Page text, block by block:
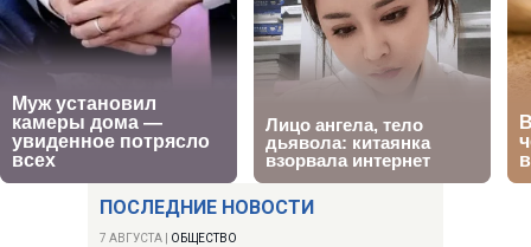
ПОСЛЕДНИЕ НОВОСТИ
7 АВГУСТА ОБЩЕСТВО